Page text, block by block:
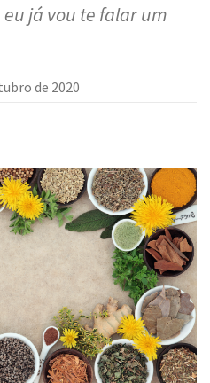
já vou te falar um
de 2020